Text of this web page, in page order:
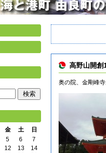
高野山開創
奥の院、金剛峰
金 土
日
5 6
7
12 13
14